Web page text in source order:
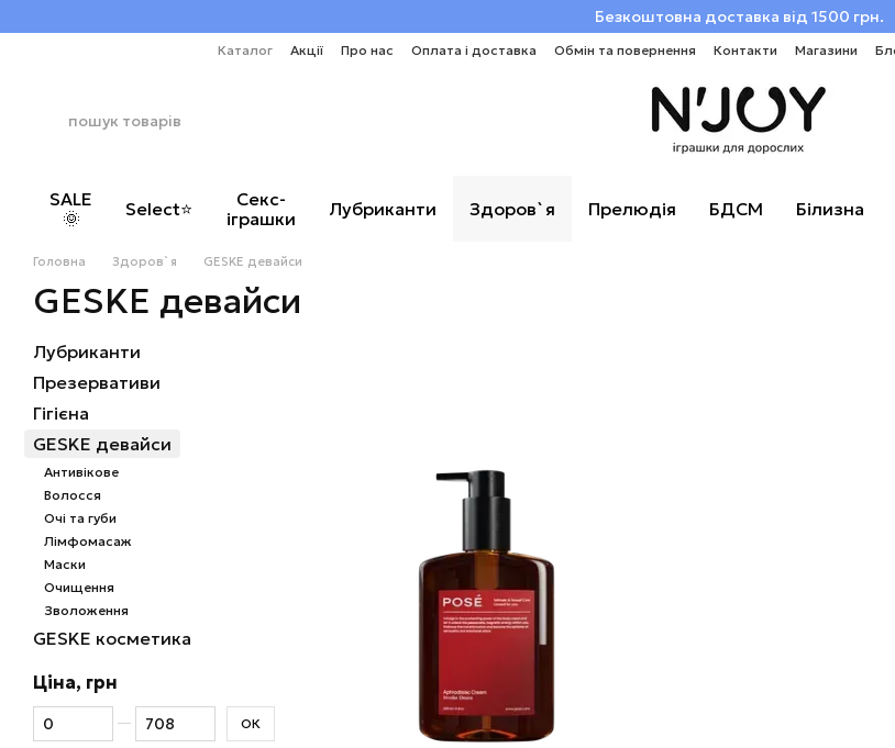
Безкоштовна доставка від 1500 грн.
Каталог Акції Про нас Оплата і доставка Обмін та повернення Контакти Магазини
SALE
🌞
Select⭐
Секс-
іграшки
Лубриканти Здоров`я Прелюдія БДСМ Білизна
Головна Здоров`я GESKE девайси
GESKE девайси
Лубриканти
Презервативи
Гігієна
GESKE девайси
Антивікове
Волосся
Очі та губи
Лімфомасаж
Маски
Очищення
Зволоження
GESKE косметика
Ціна, грн
Від Ціна, грн
До Ціна, грн ОК